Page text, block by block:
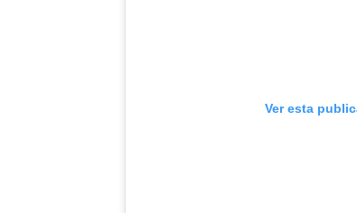
Ver esta